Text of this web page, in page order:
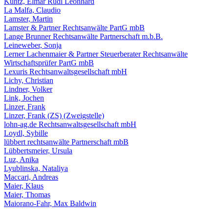
La Malfa, Claudio
Lamster, Martin
Lamster & Partner Rechtsanwälte PartG mbB
Lange Brunner Rechtsanwälte Partnerschaft m.b.B.
Leineweber, Sonja
Lerner Lachenmaier & Partner Steuerberater Rechtsanwälte
Wirtschaftsprüfer PartG mbB
Lexuris Rechtsanwaltsgesellschaft mbH
Lichy, Christian
Lindner, Volker
Link, Jochen
Linzer, Frank
Linzer, Frank (ZS) (Zweigstelle)
lohn-ag.de Rechtsanwaltsgesellschaft mbH
Loydl, Sybille
lübbert rechtsanwälte Partnerschaft mbB
Lübbertsmeier, Ursula
Luz, Anika
Lyublinska, Nataliya
Maccari, Andreas
Maier, Klaus
Maier, Thomas
Maiorano-Fahr, Max Baldwin